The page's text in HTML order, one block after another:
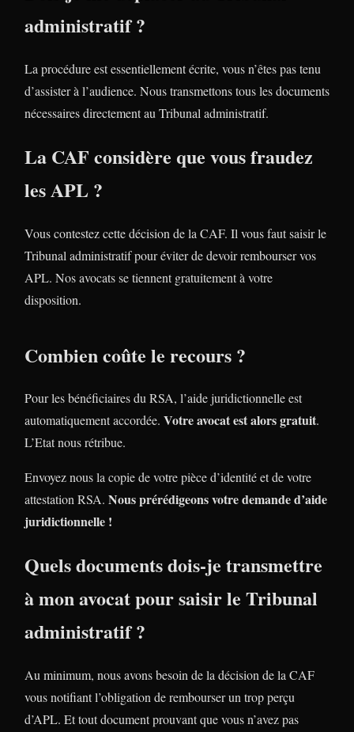
administratif ?
La procédure est essentiellement écrite, vous n’êtes pas tenu
d’assister à l’audience. Nous transmettons tous les documents
nécessaires directement au Tribunal administratif.
La CAF considère que vous fraudez
les APL ?
Vous contestez cette décision de la CAF. Il vous faut saisir le
Tribunal administratif pour éviter de devoir rembourser vos
APL. Nos avocats se tiennent gratuitement à votre
disposition.
Combien coûte le recours ?
Pour les bénéficiaires du RSA, l’aide juridictionnelle est
automatiquement accordée. Votre avocat est alors gratuit.
L’Etat nous rétribue.
Envoyez nous la copie de votre pièce d’identité et de votre
attestation RSA. Nous prérédigeons votre demande d’aide
juridictionnelle !
Quels documents dois-je transmettre
à mon avocat pour saisir le Tribunal
administratif ?
Au minimum, nous avons besoin de la décision de la CAF
vous notifiant l’obligation de rembourser un trop perçu
d’APL. Et tout document prouvant que vous n’avez pas